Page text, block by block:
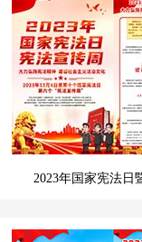
2023年国家宪法日